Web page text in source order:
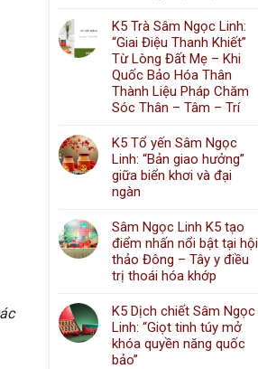
K5 Trà Sâm Ngọc Linh:
“Giai Điệu Thanh Khiết”
Từ Lòng Đất Mẹ – Khi
Quốc Bảo Hóa Thân
Thành Liệu Pháp Chăm
Sóc Thân – Tâm – Trí
K5 Tổ yến Sâm Ngọc
Linh: “Bản giao hưởng”
giữa biển khơi và đại
ngàn
Sâm Ngọc Linh K5 tạo
điểm nhấn nổi bật tại hội
thảo Đông – Tây y điều
trị thoái hóa khớp
K5 Dịch chiết Sâm Ngọc
Linh: “Giọt tinh túy mở
khóa quyền năng quốc
bảo”